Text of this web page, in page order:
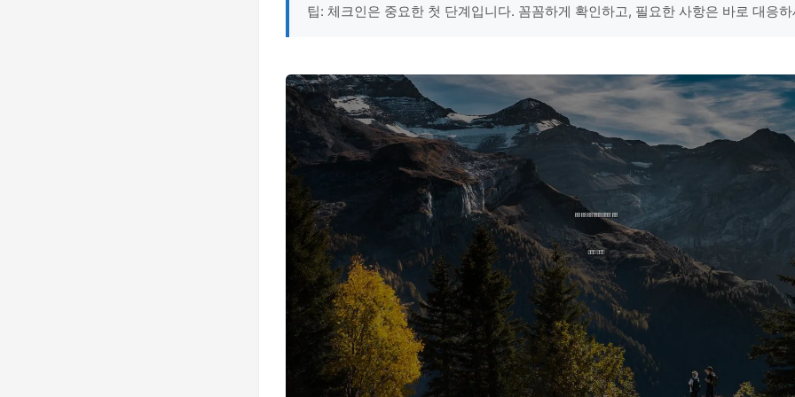
팁: 체크인은 중요한 첫 단계입니다. 꼼꼼하게 확인하고, 필요한 사항은 바로 대응